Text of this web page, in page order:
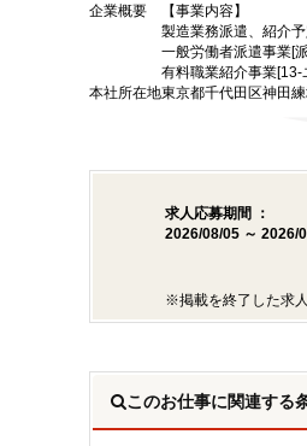
企業概要
【事業内容】
製造業務派遣、紹介
一般労働者派遣事業[
有料職業紹介事業[13-
本社所在地東京都千代田区神田
求人応募期間 ：
2026/08/05 ～ 2026/
※掲載を終了した求
このお仕事に関連する